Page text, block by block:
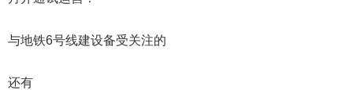
与地铁6号线建设备受关注的
还有